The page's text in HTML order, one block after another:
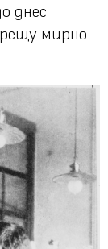
днес
мирно